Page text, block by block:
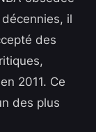
il
des
2011. Ce
des plus